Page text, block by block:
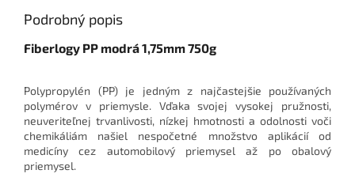
Podrobný popis
Fiberlogy PP modrá 1,75mm 750g
Polypropylén (PP) je jedným z najčastejšie používaných
polymérov v priemysle. Vďaka svojej vysokej pružnosti,
neuveriteľnej trvanlivosti, nízkej hmotnosti a odolnosti voči
chemikáliám našiel nespočetné množstvo aplikácií od
medicíny cez automobilový priemysel až po obalový
priemysel.